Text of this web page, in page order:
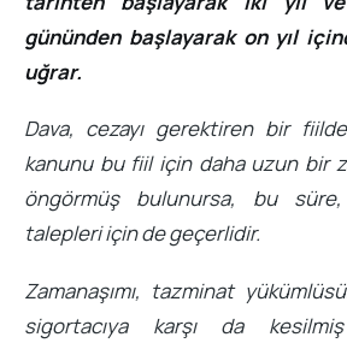
gününden başlayarak on yıl
uğrar.
Dava, cezayı gerektiren bir
kanunu bu fiil için daha uzun bir
öngörmüş bulunursa, bu
talepleri için de geçerlidir.
Zamanaşımı, tazminat
sigortacıya karşı da